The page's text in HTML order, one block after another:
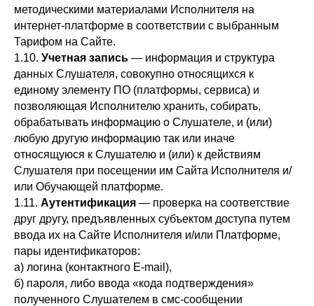
методическими материалами Исполнителя на
интернет-платформе в соответствии с выбранным
Тарифом на Сайте.
1.10. Учетная запись — информация и структура
данных Слушателя, совокупно относящихся к
единому элементу ПО (платформы, сервиса) и
позволяющая Исполнителю хранить, собирать,
обрабатывать информацию о Слушателе, и (или)
любую другую информацию так или иначе
относящуюся к Слушателю и (или) к действиям
Слушателя при посещении им Сайта Исполнителя и/
или Обучающей платформе.
1.11. Аутентификация — проверка на соответствие
друг другу, предъявленных субъектом доступа путем
ввода их на Сайте Исполнителя и/или Платформе,
пары идентификаторов:
а) логина (контактного Е-mail),
б) пароля, либо ввода «кода подтверждения»
полученного Слушателем в смс-сообщении